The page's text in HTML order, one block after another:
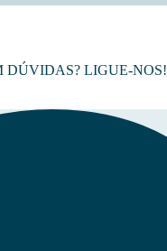
DÚVIDAS? LIGUE-NOS!